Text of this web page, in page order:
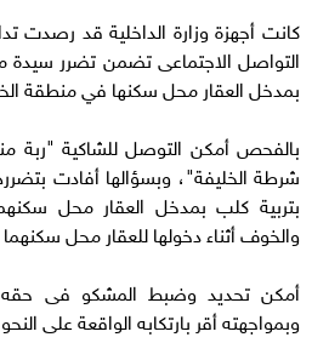
كانت أجهزة وزارة الداخلية قد رصدت
التواصل الاجتماعى تضمن تضرر
بمدخل العقار محل سكنها في منطقة
بالفحص أمكن التوصل للشاكية "ربة
شرطة الخليفة"، وبسؤالها أفادت
بتربية كلب بمدخل العقار محل
والخوف أثناء دخولها للعقار محل
أمكن تحديد وضبط المشكو فى حقه
وبمواجهته أقر بارتكابه الواقعة على